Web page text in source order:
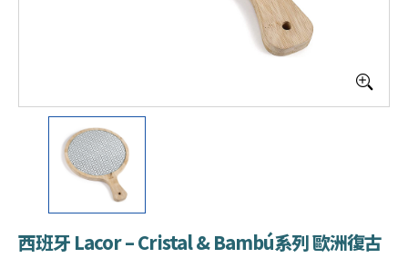
西班牙 Lacor – Cristal & Bambú系列 歐洲復古